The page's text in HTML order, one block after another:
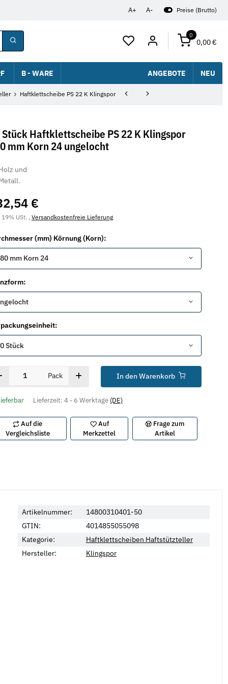
A+ A- Preise (Brutto)
0
0,00 €
B - WARE ANGEBOTE NEU
Haftklettscheibe PS 22 K Klingspor
Stück Haftklettscheibe PS 22 K Klingspor
mm Korn 24 ungelocht
und
€
19% USt. ,Versandkostenfreie Lieferung
(mm) Körnung (Korn):
mm Korn 24
Stück
Pack In den Warenkorb
Lieferzeit:4 - 6 Werktage (DE)
Auf die
Vergleichsliste
Auf
Merkzettel
Frage zum
Artikel
Artikelnummer:
14800310401-50
GTIN:
4014855055098
Kategorie:
Haftklettscheiben Haftstützteller
Hersteller:
Klingspor